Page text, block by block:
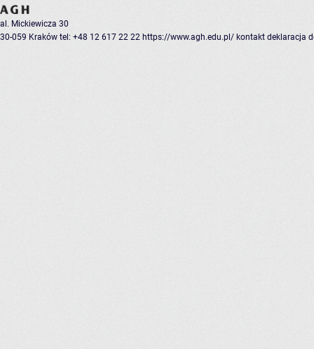
al. Mickiewicza 30
30-059 Kraków tel: +48 12 617 22 22 https://www.agh.edu.pl/ kontakt deklaracja